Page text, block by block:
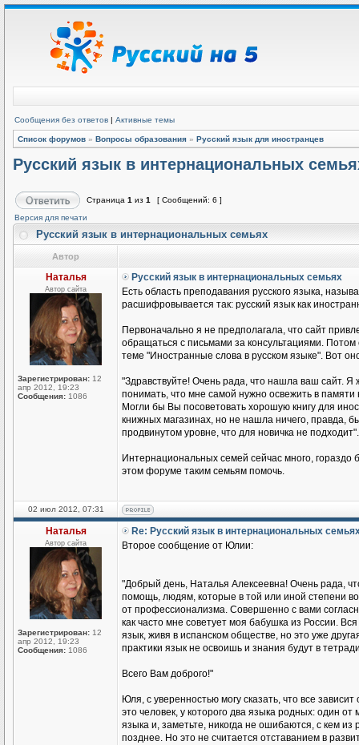
Сообщения без ответов | Активные темы
Список форумов » Вопросы образования » Русский язык для иностранцев
Русский язык в интернациональных
Страница 1 из 1
[ Сообщений: 6 ]
Версия для печати
Русский язык в интернациональных семьях
Автор
Наталья
Автор сайта
Зарегистрирован: 12
апр 2012, 19:23
Сообщения: 1086
Русский язык в интернациональных семьях
Есть область преподавания русского языка,
расшифровывается так: русский язык как
Первоначально я не предполагала, что сайт
обращаться с письмами за консультациями.
теме "Иностранные слова в русском языке". Вот
"Здравствуйте! Очень рада, что нашла ваш сайт. Я
понимать, что мне самой нужно освежить в памяти
Могли бы Вы посоветовать хорошую книгу для
книжных магазинах, но не нашла ничего, правда,
продвинутом уровне, что для новичка не подходит".
Интернациональных семей сейчас много,
этом форуме таким семьям помочь.
02 июл 2012, 07:31
Наталья
Автор сайта
Зарегистрирован: 12
апр 2012, 19:23
Сообщения: 1086
Re: Русский язык в интернациональных
Второе сообщение от Юлии:
"Добрый день, Наталья Алексеевна! Очень рада,
помощь, людям, которые в той или иной степени
от профессионализма. Совершенно с вами
как часто мне советует моя бабушка из России.
язык, живя в испанском обществе, но это уже
практики язык не освоишь и знания будут в
Всего Вам доброго!"
Юля, с уверенностью могу сказать, что все
это человек, у которого два языка родных: один
языка и, заметьте, никогда не ошибаются, с кем из
позднее. Но это не считается отставанием в